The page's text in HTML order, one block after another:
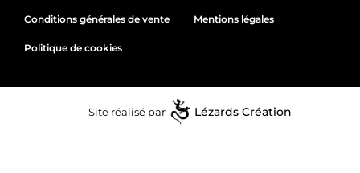
Conditions générales de vente Mentions légales
Politique de cookies
Site réalisé par Lézards Création